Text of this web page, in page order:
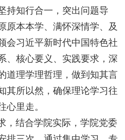
持知行合一，突出问题导
原本本学、满怀深情学、及
会习近平新时代中国特色社
、核心要义、实践要求，深
道理学理哲理，做到知其言
其所以然，确保理论学习往
心里走。
，结合学院实际，学院党委